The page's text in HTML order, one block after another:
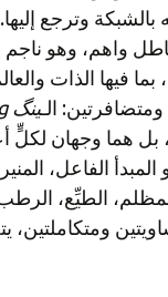
وترجع
باطل واهم، وهو
فيها الذات
ومتضافرتين: الـينگ
بل هما وجهان
الفاعل،
الطيِّع،
ومتكاملتين،